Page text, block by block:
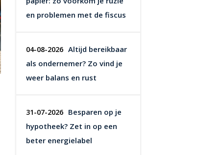
en problemen met de fiscus
04-08-2026 Altijd bereikbaar
als ondernemer? Zo vind je
weer balans en rust
31-07-2026 Besparen op je
hypotheek? Zet in op een
beter energielabel